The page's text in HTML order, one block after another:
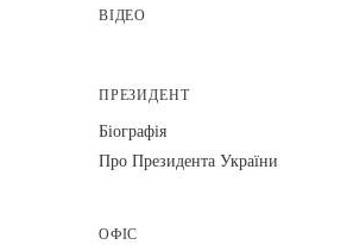
ВІДЕО
ПРЕЗИДЕНТ
Біографія
Про Президента України
ОФІС